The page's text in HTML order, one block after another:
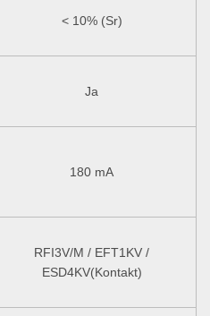
< 10% (Sr)
Ja
180 mA
RFI3V/M / EFT1KV /
ESD4KV(Kontakt)